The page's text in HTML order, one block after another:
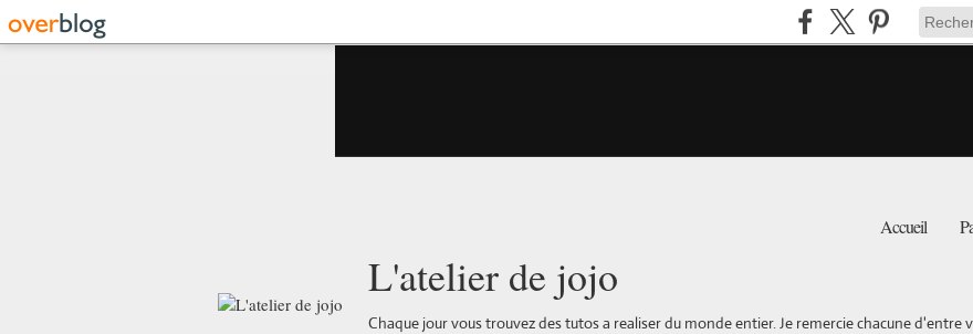
Accueil
L'atelier de jojo
Chaque jour vous trouvez des tutos a realiser du monde entier. Je remercie chacune d'entre